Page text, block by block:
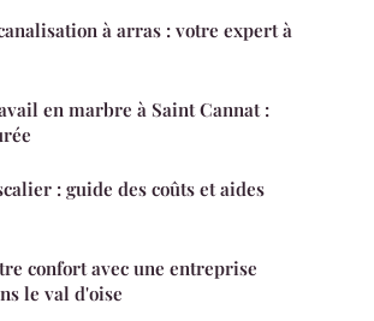
à arras : votre expert à
en marbre à Saint Cannat :
: guide des coûts et aides
confort avec une entreprise
le val d'oise